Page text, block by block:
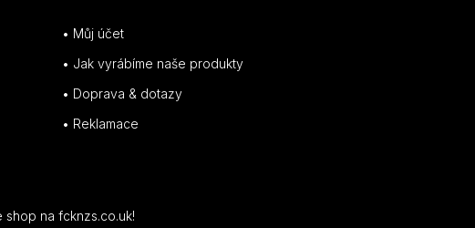
• Můj účet
• Jak vyrábíme naše produkty
• Doprava & dotazy
• Reklamace
shop na fcknzs.co.uk!